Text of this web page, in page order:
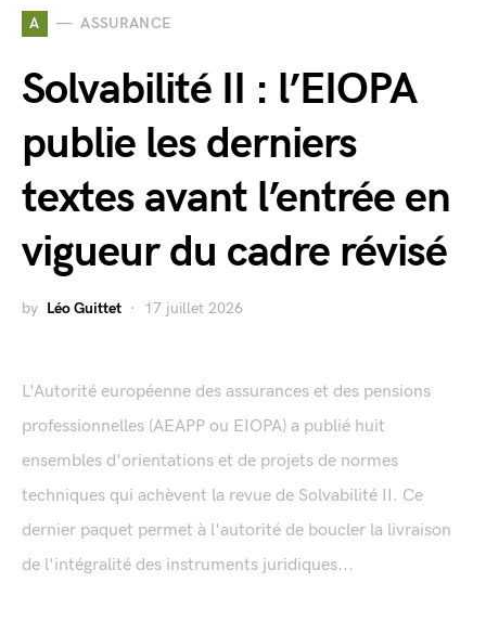
A ASSURANCE
Solvabilité II : l’EIOPA
publie les derniers
textes avant l’entrée en
vigueur du cadre révisé
by Léo Guittet 17 juillet 2026
L'Autorité européenne des assurances et des pensions
professionnelles (AEAPP ou EIOPA) a publié huit
ensembles d'orientations et de projets de normes
techniques qui achèvent la revue de Solvabilité II. Ce
dernier paquet permet à l'autorité de boucler la livraison
de l'intégralité des instruments juridiques...